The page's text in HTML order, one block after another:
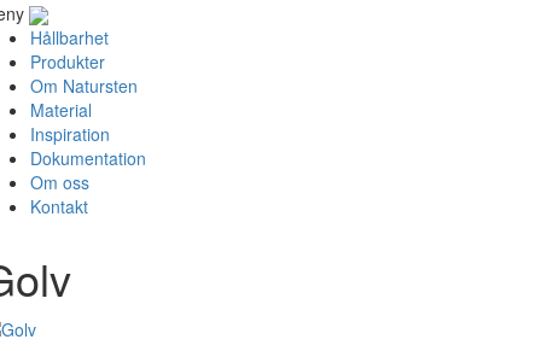
Hållbarhet
Produkter
Om Natursten
Material
Inspiration
Dokumentation
Om oss
Kontakt